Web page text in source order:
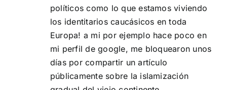
políticos como lo que estamos viviendo
los identitarios caucásicos en toda
Europa! a mi por ejemplo hace poco en
mi perfil de google, me bloquearon unos
días por compartir un artículo
públicamente sobre la islamización